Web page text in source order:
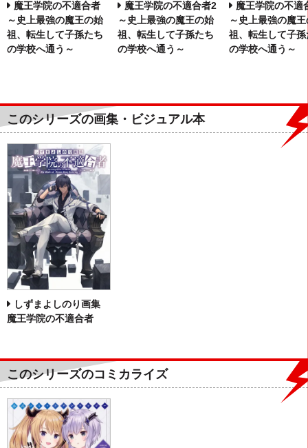
魔王学院の不適合者
～史上最強の魔王の始
祖、転生して子孫たち
の学校へ通う～
魔王学院の不適合者2
～史上最強の魔王の始
祖、転生して子孫たち
の学校へ通う～
魔王学院の不適
～史上最強の魔
祖、転生して子孫
の学校へ通う～
このシリーズの画集・ビジュアル本
しずまよしのり画集
魔王学院の不適合者
このシリーズのコミカライズ